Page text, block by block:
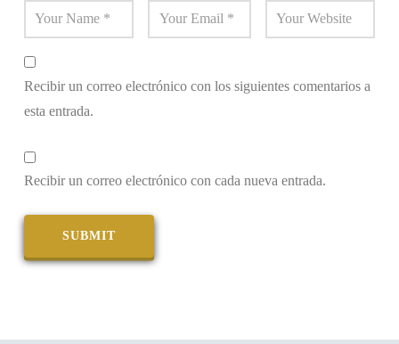
Recibir un correo electrónico con los siguientes comentarios a
esta entrada.
Recibir un correo electrónico con cada nueva entrada.